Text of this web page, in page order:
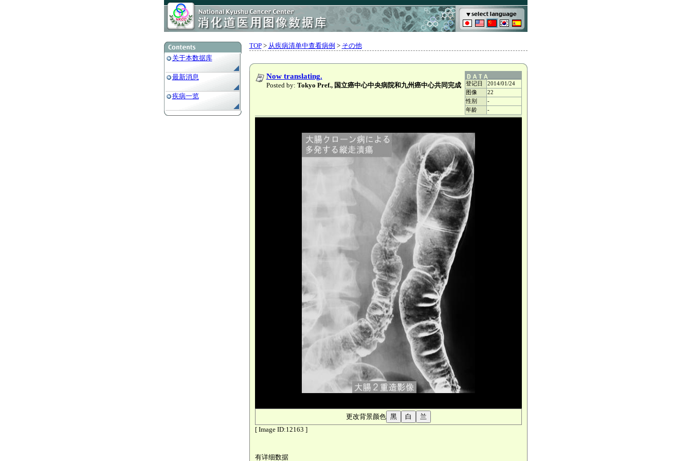
关于本数据库
最新消息
疾病一览
TOP> 从疾病清单中查看病例 > その他
Now translating.
Posted by: Tokyo Pref., 国立癌中心中央病院和九州癌中心共同完成 登记日
2014/01/24
图像
22
性别
-
年龄
-
更改背景颜色
[ Image ID:12163 ]
有详细数据